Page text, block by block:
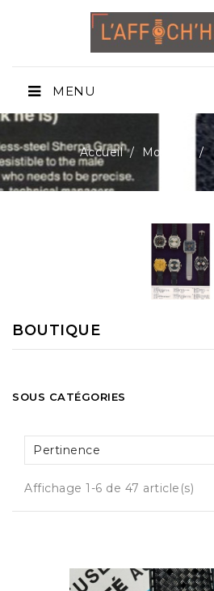
MENU
Accueil Montres
BOUTIQUE
SOUS CATÉGORIES
Pertinence
Affichage 1-6 de 47 article(s)